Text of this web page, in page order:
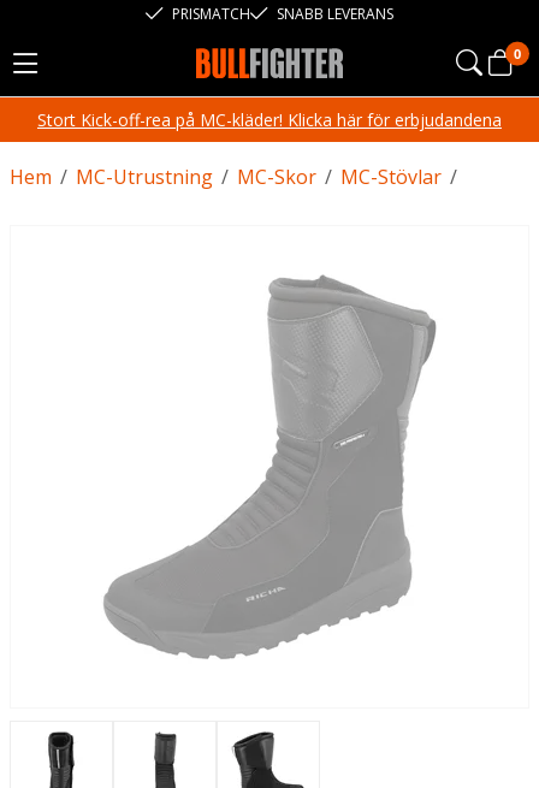
PRISMATCH SNABB LEVERANS
0
Stort Kick-off-rea på MC-kläder! Klicka här för erbjudandena
/
Hem /
MC-Utrustning /
MC-Skor /
MC-Stövlar